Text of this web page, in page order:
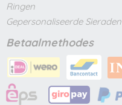
Ringen
Gepersonaliseerde Sieraden
Betaalmethodes